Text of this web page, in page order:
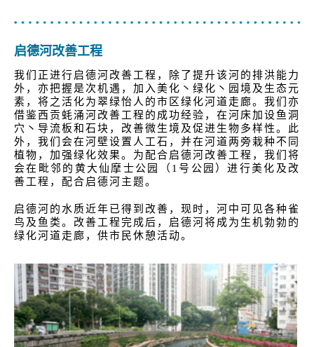
启德河改善工程
我们正进行启德河改善工程，除了提升该河的排洪能力
外，亦把握是次机遇，加入美化丶绿化丶园境及生态元
素，将之活化为翠绿怡人的市区绿化河道走廊。我们亦
借鉴西贡蚝涌河改善工程的成功经验，在河床加设鱼洞
穴丶导流板和石块，改善微生境及促进生物多样性。此
外，我们会在河壁设置人工石，并在河道两旁栽种不同
植物，加强绿化效果。为配合启德河改善工程，我们将
会在毗邻的黄大仙摩士公园（1号公园）进行美化及改
善工程，配合启德河主题。
启德河的水质近年已得到改善，现时，河中可见各种雀
鸟及鱼类。改善工程完成后，启德河将成为生机勃勃的
绿化河道走廊，供市民休憩活动。